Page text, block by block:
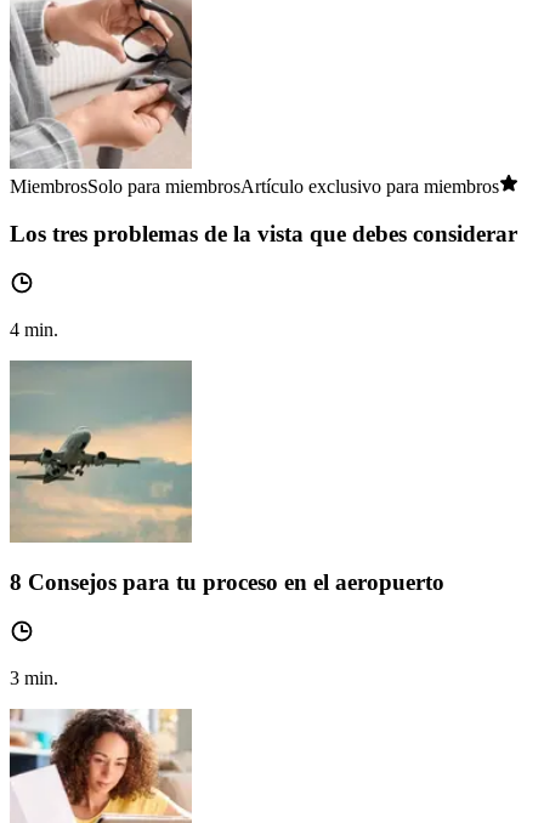
MiembrosSolo para miembrosArtículo exclusivo para miembros
Los tres problemas de la vista que debes considerar
4 min.
8 Consejos para tu proceso en el aeropuerto
3 min.